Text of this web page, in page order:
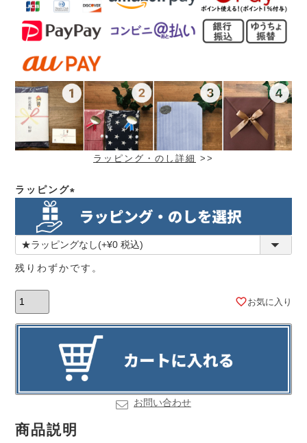
ラッピング・のし詳細 >>
ラッピング
(必
須)
残りわずかです。
お気に入り
お問い合わせ
商品説明